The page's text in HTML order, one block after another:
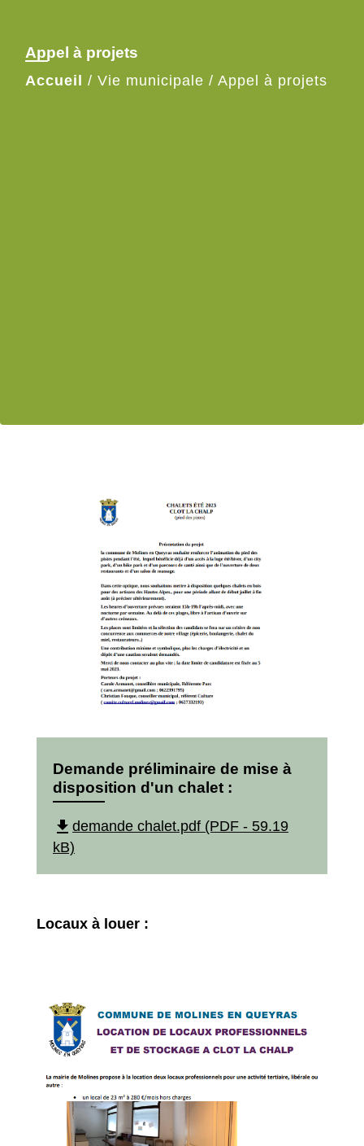
Appel à projets
Accueil / Vie municipale / Appel à projets
Demande préliminaire de mise à
disposition d'un chalet :
file_download demande chalet.pdf (PDF - 59.19
kB)
Locaux à louer :